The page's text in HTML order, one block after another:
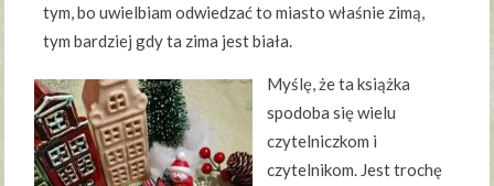
tym, bo uwielbiam odwiedzać to miasto właśnie zimą,
tym bardziej gdy ta zima jest biała.
Myślę, że ta książka
spodoba się wielu
czytelniczkom i
czytelnikom. Jest trochę